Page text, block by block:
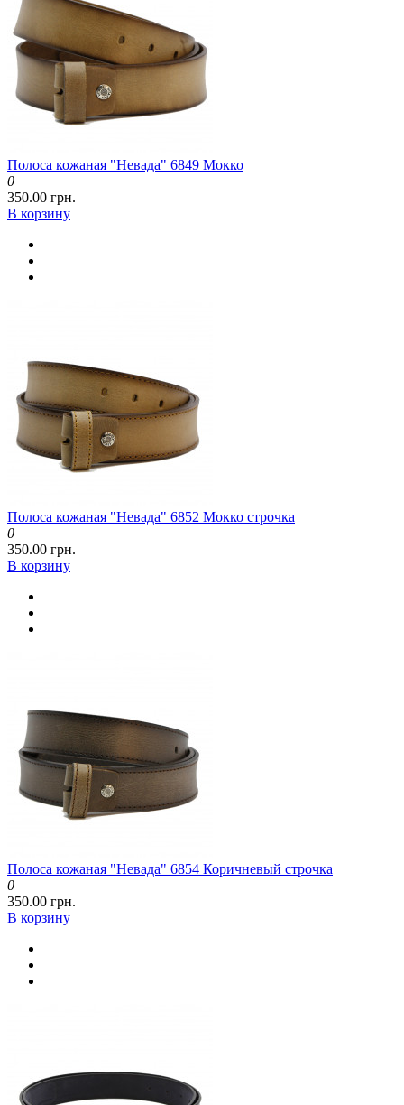
Полоса кожаная "Невада" 6849 Мокко
0
350.00 грн.
В корзину
Полоса кожаная "Невада" 6852 Мокко строчка
0
350.00 грн.
В корзину
Полоса кожаная "Невада" 6854 Коричневый строчка
0
350.00 грн.
В корзину